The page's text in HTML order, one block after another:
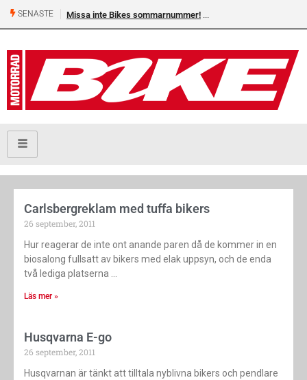
SENASTE Missa inte Bikes sommarnummer!
Carlsbergreklam med tuffa bikers
26 september, 2011
Hur reagerar de inte ont anande paren då de kommer in en
biosalong fullsatt av bikers med elak uppsyn, och de enda
två lediga platserna
Läs mer »
Husqvarna E-go
26 september, 2011
Husqvarnan är tänkt att tilltala nyblivna bikers och pendlare